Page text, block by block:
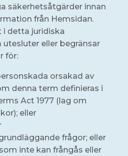
säkerhetsåtgärder innan
från Hemsidan.
i detta juridiska
eller begränsar
för:
orsakad av
denna term definieras i
Act 1977 (lag om
eller
frågor; eller
inte kan frångås eller